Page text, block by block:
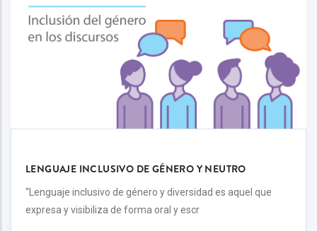
LENGUAJE INCLUSIVO DE GÉNERO Y NEUTRO
“Lenguaje inclusivo de género y diversidad es aquel que
expresa y visibiliza de forma oral y escr